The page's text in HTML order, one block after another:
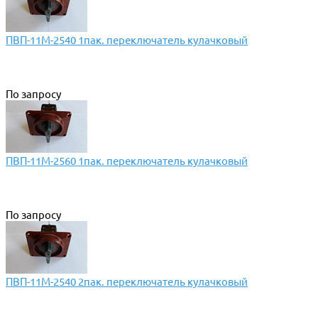
ПВП-11М-2540 1пак. переключатель кулачковый
По запросу
ПВП-11М-2560 1пак. переключатель кулачковый
По запросу
ПВП-11М-2540 2пак. переключатель кулачковый